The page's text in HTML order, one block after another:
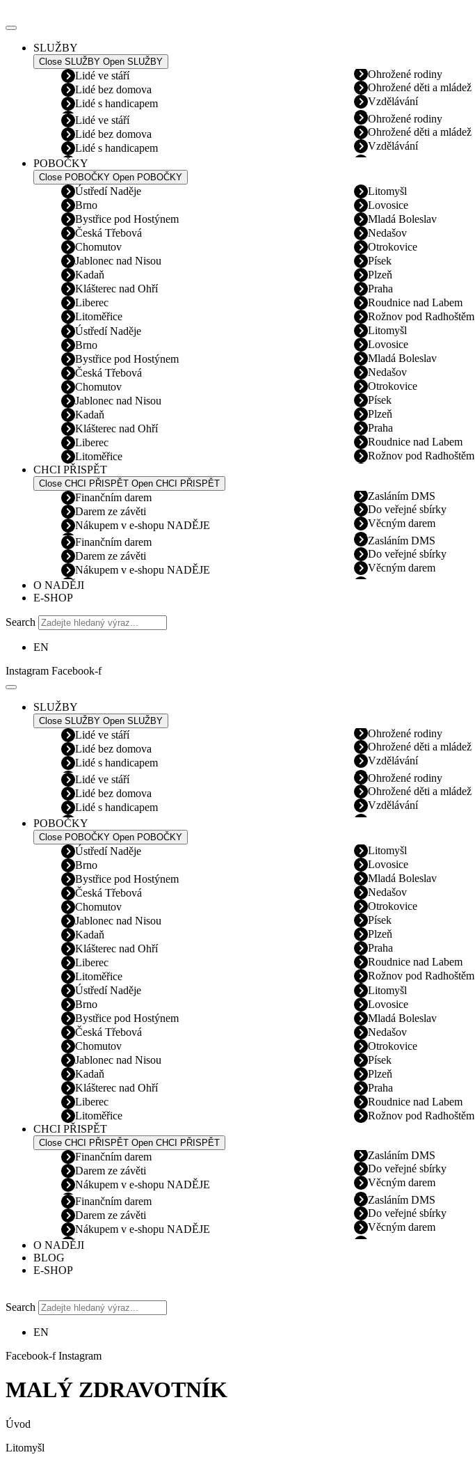
k
SLUŽBY
Close SLUŽBY Open SLUŽBY
Lidé ve stáří
Lidé bez domova
Lidé s handicapem
Ohrožené rodiny
Ohrožené děti a mládež
Vzdělávání
Lidé ve stáří
Lidé bez domova
Lidé s handicapem
Ohrožené rodiny
Ohrožené děti a mládež
Vzdělávání
POBOČKY
Close POBOČKY Open POBOČKY
Ústředí Naděje
Brno
Bystřice pod Hostýnem
Česká Třebová
Chomutov
Jablonec nad Nisou
Kadaň
Klášterec nad Ohří
Liberec
Litoměřice
Litomyšl
Lovosice
Mladá Boleslav
Nedašov
Otrokovice
Písek
Plzeň
Praha
Roudnice nad Labem
Rožnov pod Radhoštěm
Ústředí Naděje
Brno
Bystřice pod Hostýnem
Česká Třebová
Chomutov
Jablonec nad Nisou
Kadaň
Klášterec nad Ohří
Liberec
Litoměřice
Litomyšl
Lovosice
Mladá Boleslav
Nedašov
Otrokovice
Písek
Plzeň
Praha
Roudnice nad Labem
Rožnov pod Radhoštěm
CHCI PŘISPĚT
Close CHCI PŘISPĚT Open CHCI PŘISPĚT
Finančním darem
Darem ze závěti
Nákupem v e-shopu NADĚJE
Zasláním DMS
Do veřejné sbírky
Věcným darem
Finančním darem
Darem ze závěti
Nákupem v e-shopu NADĚJE
Zasláním DMS
Do veřejné sbírky
Věcným darem
O NADĚJI
E-SHOP
Search
EN
Instagram Facebook-f
SLUŽBY
Close SLUŽBY Open SLUŽBY
Lidé ve stáří
Lidé bez domova
Lidé s handicapem
Ohrožené rodiny
Ohrožené děti a mládež
Vzdělávání
Lidé ve stáří
Lidé bez domova
Lidé s handicapem
Ohrožené rodiny
Ohrožené děti a mládež
Vzdělávání
POBOČKY
Close POBOČKY Open POBOČKY
Ústředí Naděje
Brno
Bystřice pod Hostýnem
Česká Třebová
Chomutov
Jablonec nad Nisou
Kadaň
Klášterec nad Ohří
Liberec
Litoměřice
Litomyšl
Lovosice
Mladá Boleslav
Nedašov
Otrokovice
Písek
Plzeň
Praha
Roudnice nad Labem
Rožnov pod Radhoštěm
Ústředí Naděje
Brno
Bystřice pod Hostýnem
Česká Třebová
Chomutov
Jablonec nad Nisou
Kadaň
Klášterec nad Ohří
Liberec
Litoměřice
Litomyšl
Lovosice
Mladá Boleslav
Nedašov
Otrokovice
Písek
Plzeň
Praha
Roudnice nad Labem
Rožnov pod Radhoštěm
CHCI PŘISPĚT
Close CHCI PŘISPĚT Open CHCI PŘISPĚT
Finančním darem
Darem ze závěti
Nákupem v e-shopu NADĚJE
Zasláním DMS
Do veřejné sbírky
Věcným darem
Finančním darem
Darem ze závěti
Nákupem v e-shopu NADĚJE
Zasláním DMS
Do veřejné sbírky
Věcným darem
O NADĚJI
BLOG
E-SHOP
Search
EN
Facebook-f Instagram
MALÝ ZDRAVOTNÍK
Úvod
Litomyšl